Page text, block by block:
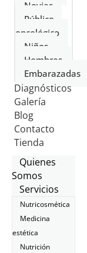
Novias
Público
oncológico
Niños
Hombres
Embarazadas
Diagnósticos
Galería
Blog
Contacto
Tienda
Quienes
Somos
Servicios
Nutricosmética
Medicina
estética
Nutrición